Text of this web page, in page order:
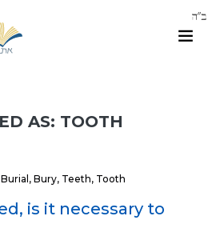
AS: TOOTH
Burial , Bury, Teeth, Tooth
is it necessary to